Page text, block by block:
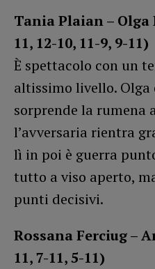
Tania Plaian – Olga
11, 12-10, 11-9, 9-11)
È spettacolo con un
altissimo livello. Olga
sorprende la rumena
l’avversaria rientra
lì in poi è guerra
tutto a viso aperto,
punti decisivi.
Rossana Ferciug –
11, 7-11, 5-11)